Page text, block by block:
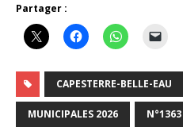
Partager :
CAPESTERRE-BELLE-EAU
MUNICIPALES 2026